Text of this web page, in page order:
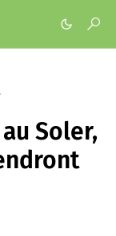
Soler,